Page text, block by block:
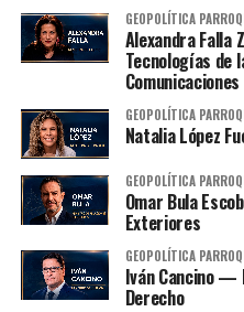
GEOPOLÍTICA
Alexandra
Tecnologías de
Comunicaciones
GEOPOLÍTICA
Natalia López
GEOPOLÍTICA
Omar Bula
Exteriores
GEOPOLÍTICA
Iván Cancino —
Derecho